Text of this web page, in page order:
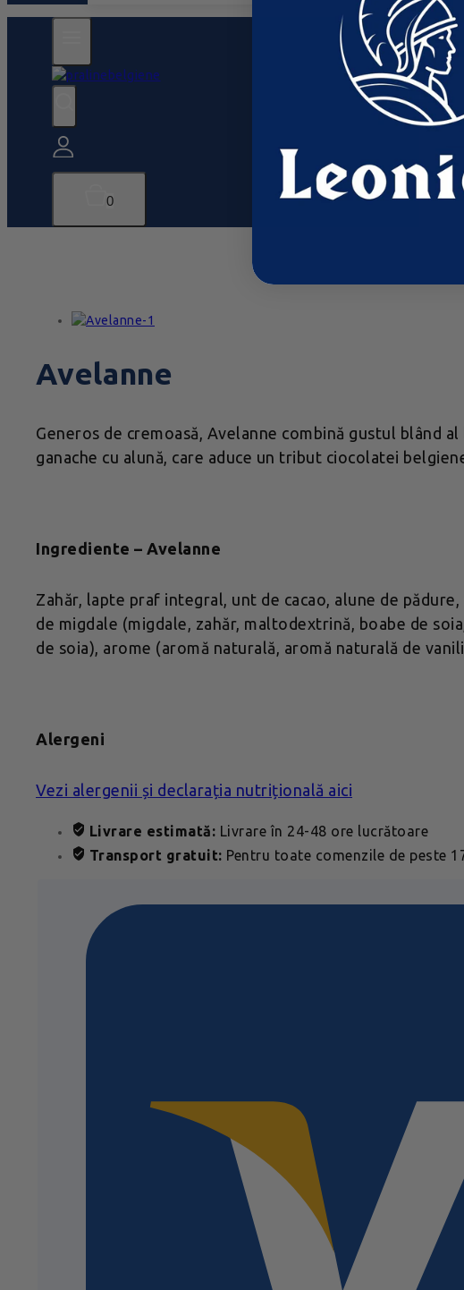
0
Avelanne
Generos de cremoasă, Avelanne combină gustul blând
ganache cu alună, care aduce un tribut ciocolatei
Ingrediente – Avelanne
Zahăr, lapte praf integral, unt de cacao, alune de
de migdale (migdale, zahăr, maltodextrină, boabe de
de soia), arome (aromă naturală, aromă naturală de
Alergeni
Vezi alergenii și declarația nutrițională aici
Livrare estimată: Livrare în 24-48 ore lucrătoare
Transport gratuit: Pentru toate comenzile de peste